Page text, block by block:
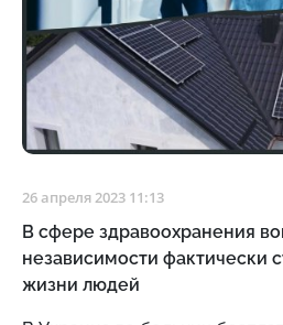
26 апреля 2023 11:13
В сфере здравоохранения
независимости фактически
жизни людей